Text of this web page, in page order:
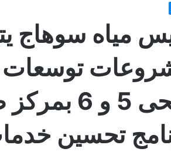
مياه سوهاج
صحى 5 و
تحسين